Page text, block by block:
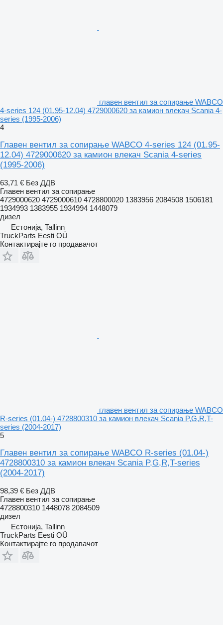
главен вентил за сопирање WABCO
4-series 124 (01.95-12.04) 4729000620 за камион влекач Scania 4-
series (1995-2006)
4
Главен вентил за сопирање WABCO 4-series 124 (01.95-
12.04) 4729000620 за камион влекач Scania 4-series
(1995-2006)
63,71 € Без ДДВ
Главен вентил за сопирање
4729000620 4729000610 4728800020 1383956 2084508 1506181
1934993 1383955 1934994 1448079
дизел
Естонија, Tallinn
TruckParts Eesti OÜ
Контактирајте го продавачот
главен вентил за сопирање WABCO
R-series (01.04-) 4728800310 за камион влекач Scania P,G,R,T-
series (2004-2017)
5
Главен вентил за сопирање WABCO R-series (01.04-)
4728800310 за камион влекач Scania P,G,R,T-series
(2004-2017)
98,39 € Без ДДВ
Главен вентил за сопирање
4728800310 1448078 2084509
дизел
Естонија, Tallinn
TruckParts Eesti OÜ
Контактирајте го продавачот